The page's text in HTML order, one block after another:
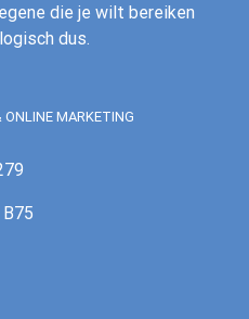
die je wilt bereiken
dus.
MARKETING